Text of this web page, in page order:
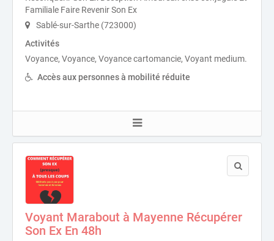
Familiale Faire Revenir Son Ex
Sablé-sur-Sarthe (723000)
Activités
Voyance, Voyance, Voyance cartomancie, Voyant medium.
Accès aux personnes à mobilité réduite
Voyant Marabout à Mayenne Récupérer
Son Ex En 48h